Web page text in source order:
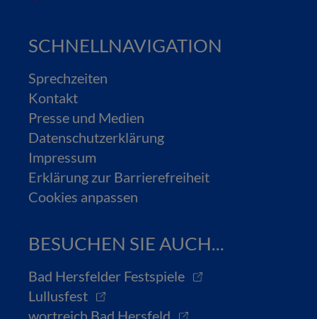
SCHNELLNAVIGATION
Sprechzeiten
Kontakt
Presse und Medien
Datenschutzerklärung
Impressum
Erklärung zur Barrierefreiheit
Cookies anpassen
BESUCHEN SIE AUCH...
Bad Hersfelder Festspiele
Lullusfest
wortreich Bad Hersfeld